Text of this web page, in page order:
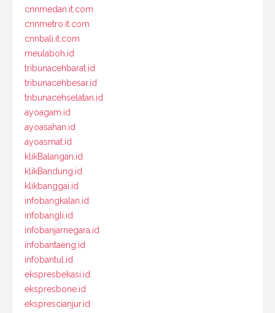
cnnmedan.it.com
cnnmetro.it.com
cnnbali.it.com
meulaboh.id
tribunacehbarat.id
tribunacehbesar.id
tribunacehselatan.id
ayoagam.id
ayoasahan.id
ayoasmat.id
klikBalangan.id
klikBandung.id
klikbanggai.id
infobangkalan.id
infobangli.id
infobanjarnegara.id
infobantaeng.id
infobantul.id
ekspresbekasi.id
ekspresbone.id
eksprescianjur.id